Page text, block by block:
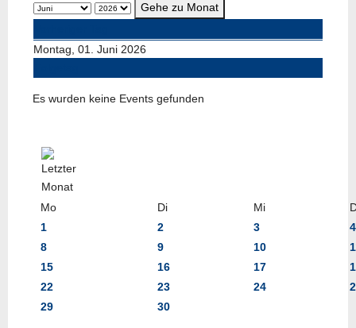
Gehe zu Monat
Montag, 01. Juni 2026
Es wurden keine Events gefunden
Mo Di Mi
1
2 3
4
8
9 10
15
16 17
22
23 24
29
30